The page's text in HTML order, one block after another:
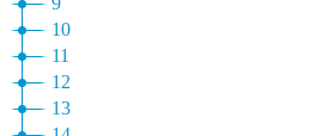
10
11
12
13